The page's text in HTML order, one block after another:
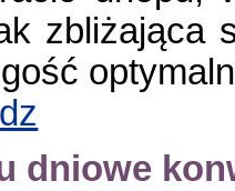
zbliżająca
dniowe